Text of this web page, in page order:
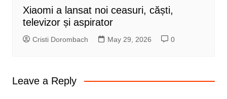
Xiaomi a lansat noi ceasuri, căști,
televizor și aspirator
Cristi Dorombach May 29, 2026 0
Leave a Reply